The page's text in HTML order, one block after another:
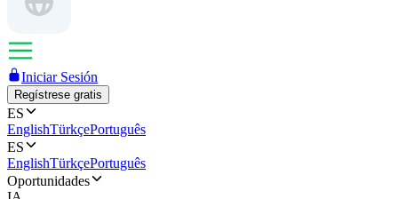
Iniciar Sesión
Regístrese gratis
ES
EnglishTürkçePortuguês
ES
EnglishTürkçePortuguês
Oportunidades